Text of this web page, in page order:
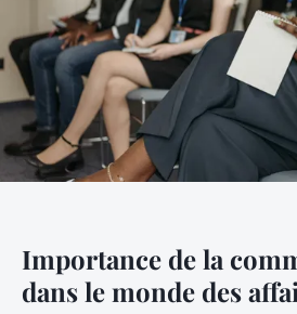
Importance de la
dans le monde des